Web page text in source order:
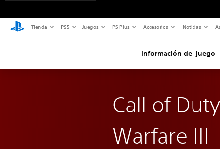
Tienda PS5 Juegos PS Plus Accesorios Noticias
Información del juego
Call of
Warfare III